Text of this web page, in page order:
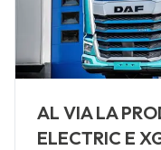
AL VIA LA
ELECTRIC E